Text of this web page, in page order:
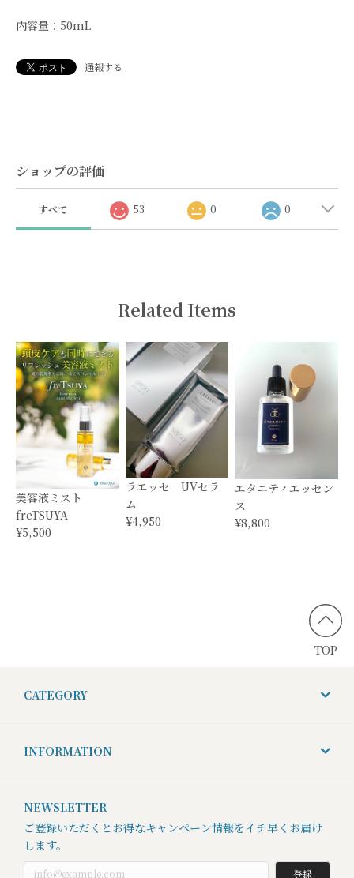
内容量：50mL
通報する
ショップの評価
すべて 53 0 0
Related Items
美容液ミスト
freTSUYA
¥5,500
ラエッセ UVセラ
ム
¥4,950
エタニティエッセン
ス
¥8,800
TOP
CATEGORY
INFORMATION
NEWSLETTER
ご登録いただくとお得なキャンペーン情報をイチ早くお届け
します。
登録